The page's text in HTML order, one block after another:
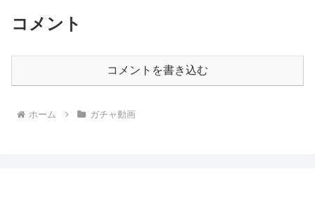
コメント
コメントを書き込む
ホーム ガチャ動画